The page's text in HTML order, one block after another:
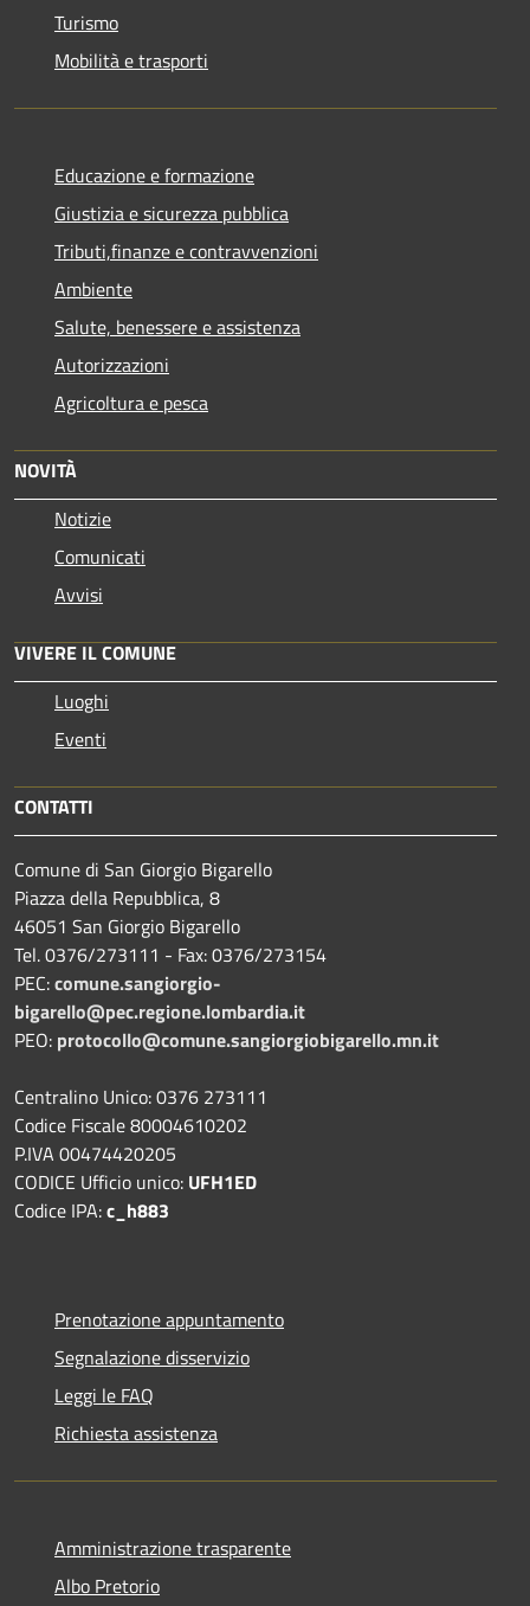
Turismo
Mobilità e trasporti
Educazione e formazione
Giustizia e sicurezza pubblica
Tributi,finanze e contravvenzioni
Ambiente
Salute, benessere e assistenza
Autorizzazioni
Agricoltura e pesca
NOVITÀ
Notizie
Comunicati
Avvisi
VIVERE IL COMUNE
Luoghi
Eventi
CONTATTI
Comune di San Giorgio Bigarello
Piazza della Repubblica, 8
46051 San Giorgio Bigarello
Tel. 0376/273111 - Fax: 0376/273154
PEC:comune.sangiorgio-
bigarello@pec.regione.lombardia.it
PEO: protocollo@comune.sangiorgiobigarello.mn.it
Centralino Unico: 0376 273111
Codice Fiscale 80004610202
P.IVA 00474420205
CODICE Ufficio unico: UFH1ED
Codice IPA:c_h883
Prenotazione appuntamento
Segnalazione disservizio
Leggi le FAQ
Richiesta assistenza
Amministrazione trasparente
Albo Pretorio